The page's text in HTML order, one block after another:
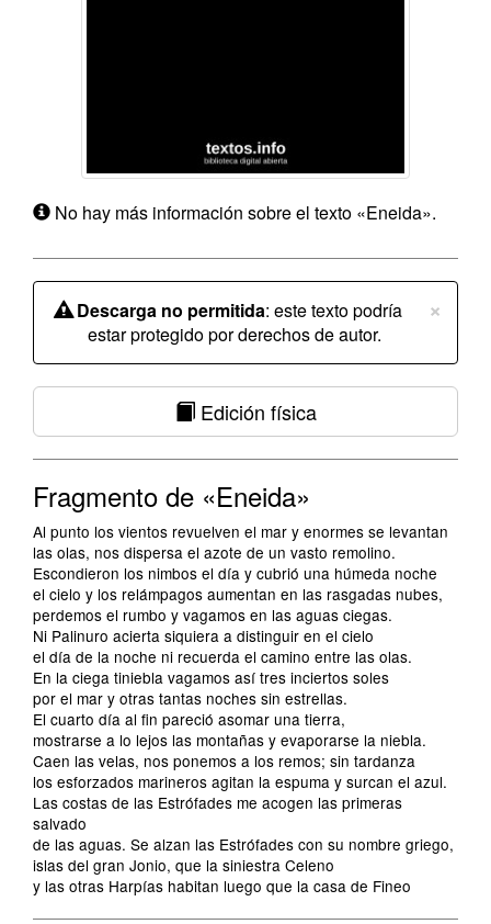
No hay más información sobre el texto «Eneida».
×
Descarga no permitida: este texto podría
estar protegido por derechos de autor.
Edición física
Fragmento de «Eneida»
Al punto los vientos revuelven el mar y enormes se levantan
las olas, nos dispersa el azote de un vasto remolino.
Escondieron los nimbos el día y cubrió una húmeda noche
el cielo y los relámpagos aumentan en las rasgadas nubes,
perdemos el rumbo y vagamos en las aguas ciegas.
Ni Palinuro acierta siquiera a distinguir en el cielo
el día de la noche ni recuerda el camino entre las olas.
En la ciega tiniebla vagamos así tres inciertos soles
por el mar y otras tantas noches sin estrellas.
El cuarto día al fin pareció asomar una tierra,
mostrarse a lo lejos las montañas y evaporarse la niebla.
Caen las velas, nos ponemos a los remos; sin tardanza
los esforzados marineros agitan la espuma y surcan el azul.
Las costas de las Estrófades me acogen las primeras
salvado
de las aguas. Se alzan las Estrófades con su nombre griego,
islas del gran Jonio, que la siniestra Celeno
y las otras Harpías habitan luego que la casa de Fineo